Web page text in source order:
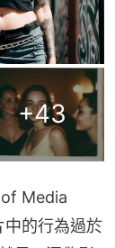
+43
Media
的行為過於